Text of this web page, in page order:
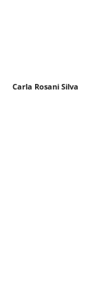
Rosani Silva